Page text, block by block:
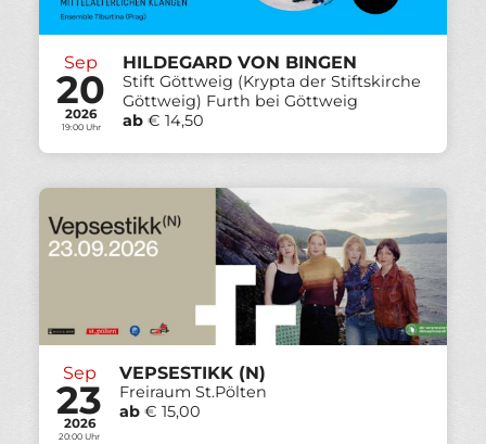
Sep
20
2026
19:00 Uhr
HILDEGARD VON BINGEN
Stift Göttweig (Krypta der Stiftskirche
Göttweig) Furth bei Göttweig
ab € 14,50
Sep
23
2026
20:00 Uhr
VEPSESTIKK (N)
Freiraum St.Pölten
ab € 15,00